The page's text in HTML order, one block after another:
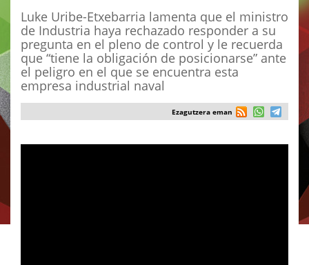
Luke Uribe-Etxebarria lamenta que el ministro
de Industria haya rechazado responder a su
pregunta en el pleno de control y le recuerda
que “tiene la obligación de posicionarse” ante
el peligro en el que se encuentra esta
empresa industrial naval
Ezagutzera eman